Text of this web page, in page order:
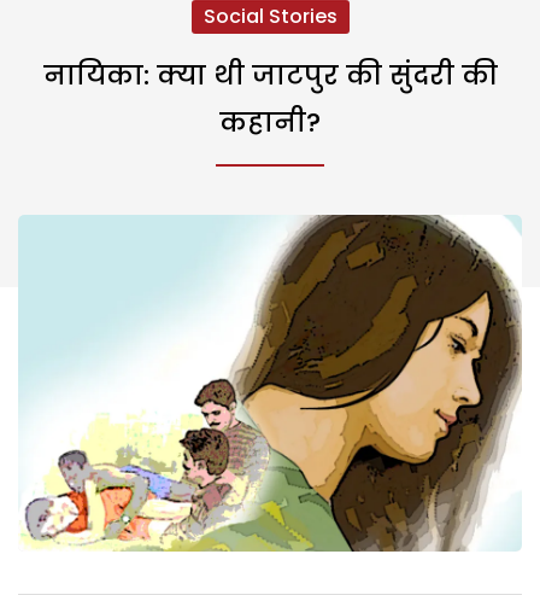
Social Stories
नायिका: क्या थी जाटपुर की सुंदरी की
कहानी?